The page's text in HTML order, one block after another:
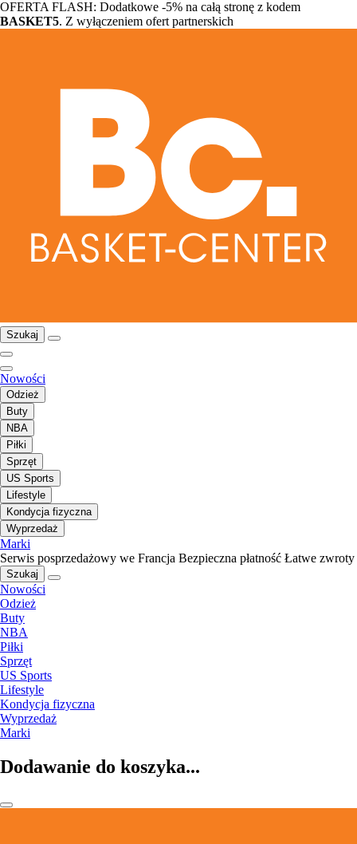
OFERTA FLASH: Dodatkowe -5% na całą stronę z kodem
BASKET5. Z wyłączeniem ofert partnerskich
Szukaj
Nowości
Odzież
Buty
NBA
Piłki
Sprzęt
US Sports
Lifestyle
Kondycja fizyczna
Wyprzedaż
Marki
Serwis posprzedażowy we Francja Bezpieczna płatność Łatwe zwroty
Szukaj
Nowości
Odzież
Buty
NBA
Piłki
Sprzęt
US Sports
Lifestyle
Kondycja fizyczna
Wyprzedaż
Marki
Dodawanie do koszyka...